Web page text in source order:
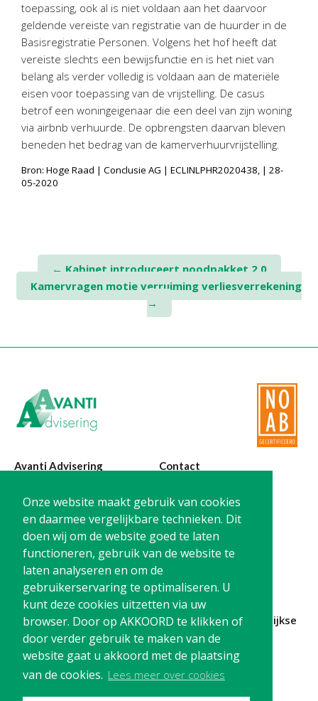
Onze website maakt gebruik van cookies
en daarmee vergelijkbare technieken. Dit
doen wij om de website goed te laten
functioneren, gebruik van de website te
laten analyseren en om de
gebruikerservaring te optimaliseren. U
kunt deze cookies uitzetten via uw
browser. Door op AKKOORD te klikken of
door verder gebruik te maken van de
website gaat u akkoord met de plaatsing
van de cookies. Lees meer over cookies
toepassing, ook al is niet voldaan aan het daarvoor
geldende vereiste van registratie van de huurder in de
Basisregistratie Personen. Volgens het hof heeft dat
vereiste slechts een bewijsfunctie en is het niet van
belang als verder volledig is voldaan aan de materiële
eisen voor toepassing van de vrijstelling. De casus
betrof een woningeigenaar die een deel van zijn woning
via airbnb verhuurde. De opbrengsten daarvan bleven
beneden het bedrag van de kamerverhuurvrijstelling.
Bron: Hoge Raad | Conclusie AG | ECLINLPHR2020438, | 28-
05-2020
Post
navigation
← Kabinet introduceert noodpakket 2.0
Kamervragen motie verruiming verliesverrekening
→
Avanti Advisering
Poelstraat 4
1441 RR Purmerend
Contact
T: 0299-420870
@:
info@avanti-
advisering.nl
BTW: NL861212733B01
Blijf op de hoogte en schrijf je in voor onze maandelijkse
nieuwsbrief
Schrijf me in!